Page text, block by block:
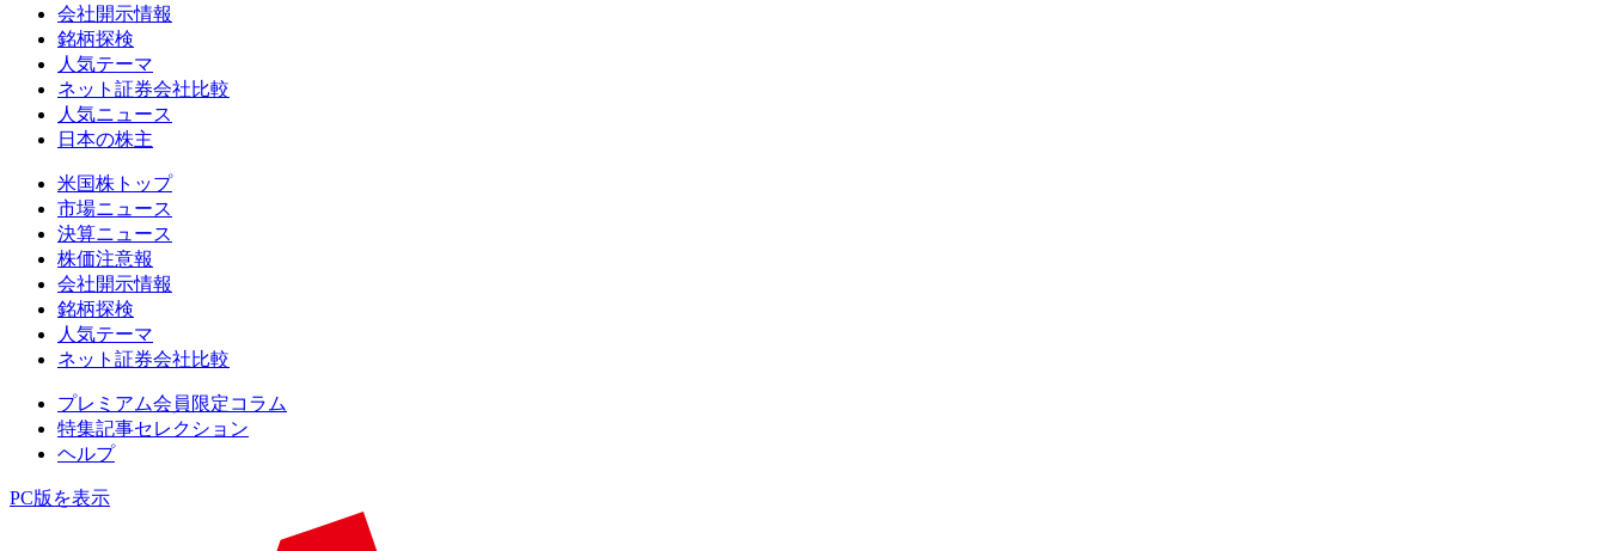
会社開示情報
銘柄探検
人気テーマ
ネット証券会社比較
人気ニュース
日本の株主
米国株トップ
市場ニュース
決算ニュース
株価注意報
会社開示情報
銘柄探検
人気テーマ
ネット証券会社比較
プレミアム会員限定コラム
特集記事セレクション
ヘルプ
PC版を表示